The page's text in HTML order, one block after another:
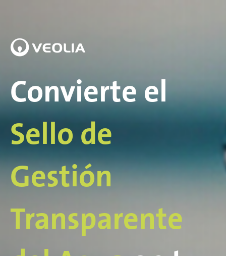
Convierte el
Sello de
Gestión
Transparente